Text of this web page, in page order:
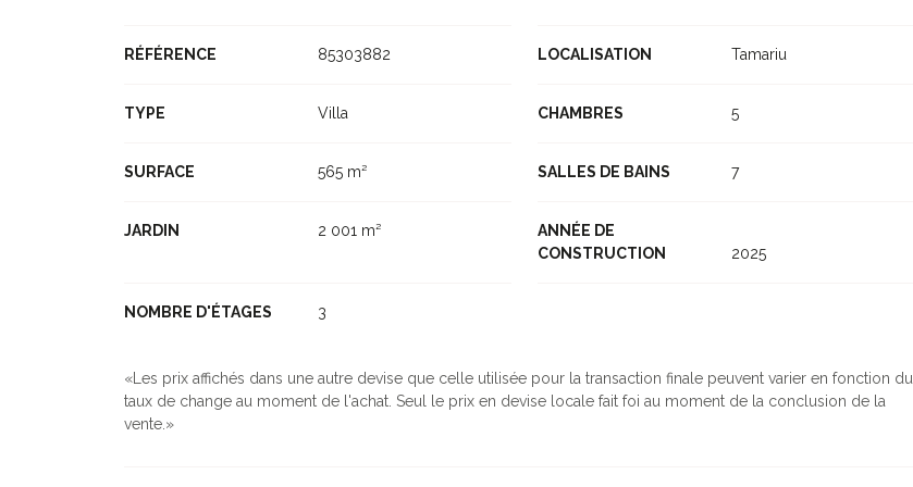
RÉFÉRENCE 85303882 LOCALISATION Tamariu
TYPE Villa CHAMBRES 5
SURFACE 565 m² SALLES DE BAINS 7
JARDIN 2 001 m²
ANNÉE DE
CONSTRUCTION
2025
NOMBRE D'ÉTAGES 3
Les prix affichés dans une autre devise que celle utilisée pour la transaction finale peuvent varier en fonction du
taux de change au moment de l'achat. Seul le prix en devise locale fait foi au moment de la conclusion de la
vente.